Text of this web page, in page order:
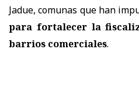
Jadue, comunas que han
para fortalecer la
barrios comerciales.